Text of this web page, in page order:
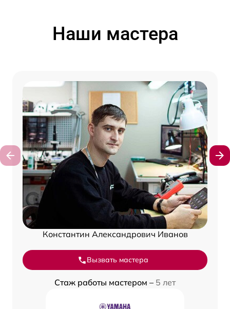
Наши мастера
Константин Александрович Иванов
Вызвать мастера
Стаж работы мастером – 5 лет